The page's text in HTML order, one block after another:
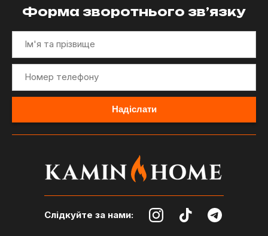
Форма зворотнього зв’язку
Слідкуйте за нами: